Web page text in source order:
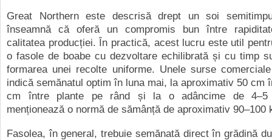
Great Northern este descrisă drept un soi
înseamnă că oferă un compromis bun între
calitatea producției. În practică, acest lucru este util
o fasole de boabe cu dezvoltare echilibrată și cu timp
formarea unei recolte uniforme. Unele surse
indică semănatul optim în luna mai, la aproximativ 50 cm
cm între plante pe rând și la o adâncime de
menționează o normă de sămânță de aproximativ 90–100
Fasolea, în general, trebuie semănată direct în grădină